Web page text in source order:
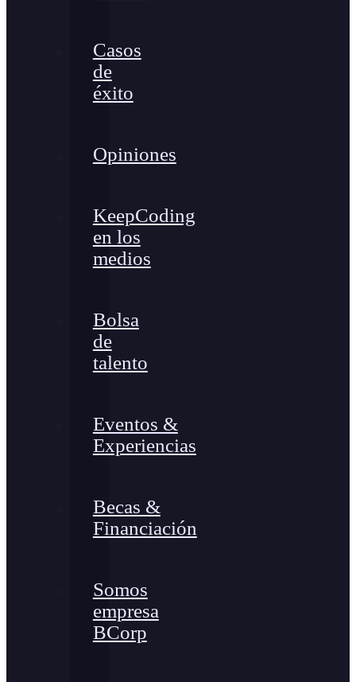
Casos
de
éxito
Opiniones
KeepCoding
en los
medios
Bolsa
de
talento
Eventos &
Experiencias
Becas &
Financiación
Somos
empresa
BCorp